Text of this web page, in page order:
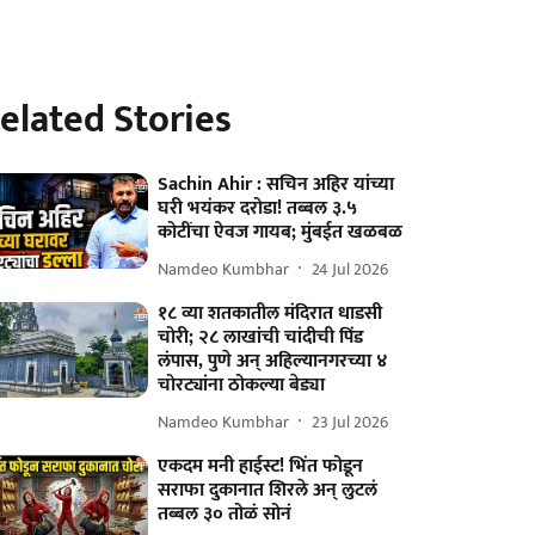
Stories
Sachin Ahir : सचिन अहिर यांच्या
घरी भयंकर दरोडा! तब्बल ३.५
कोटींचा ऐवज गायब; मुंबईत खळबळ
Namdeo Kumbhar 24 Jul 2026
१८ व्या शतकातील मंदिरात धाडसी
चोरी; २८ लाखांची चांदीची पिंड
लंपास, पुणे अन् अहिल्यानगरच्या ४
चोरट्यांना ठोकल्या बेड्या
Namdeo Kumbhar 23 Jul 2026
एकदम मनी हाईस्ट! भिंत फोडून
सराफा दुकानात शिरले अन् लुटलं
तब्बल ३० तोळं सोनं